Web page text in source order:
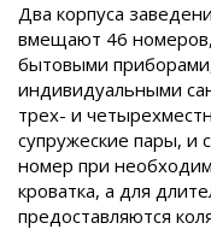
Два корпуса
вмещают 46
бытовыми
индивидуальными
трех- и
супружеские пары, и
номер при
кроватка, а для
предоставляются